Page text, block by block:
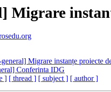
Migrare
Migrare instanțe proiecte
Conferinta IDG
] [ thread ] [ subject ] [ author ]